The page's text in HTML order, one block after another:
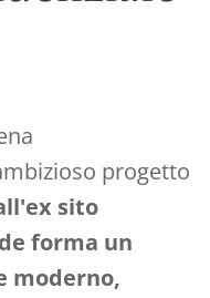
progetto
sito
forma un
moderno,